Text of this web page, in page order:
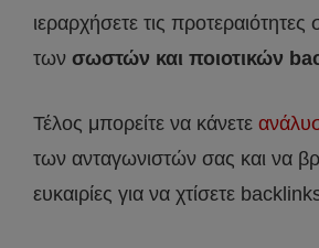
ιεραρχήσετε τις προτεραιότητες
των σωστών και ποιοτικών
Τέλος μπορείτε να κάνετε
των ανταγωνιστών σας και να
ευκαιρίες για να χτίσετε